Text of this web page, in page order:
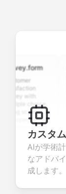
with
open-ended
valuable
about
products or
カスタ
AIが学術
なアドバ
成します。